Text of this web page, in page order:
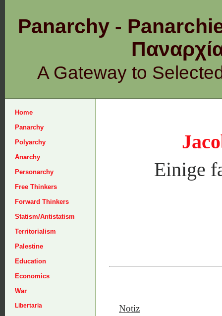
Panarchy -
A Gateway to
Home
Panarchy
Polyarchy
Anarchy
Personarchy
Free Thinkers
Forward Thinkers
Statism/Antistatism
Territorialism
Palestine
Education
Economics
War
Libertaria
Einige
Notiz